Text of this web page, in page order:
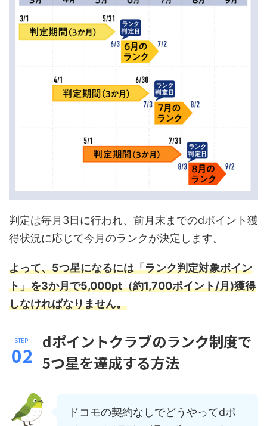
判定は毎月3日に行われ、前月末までのdポイント獲
得状況に応じて今月のランクが決定します。
よって、5つ星になるには「ランク判定対象ポイン
ト」を3か月で5,000pt（約1,700ポイント/月)獲得
しなければなりません。
dポイントクラブのランク制度で
5つ星を達成する方法
ドコモの契約なしでどうやってdポ